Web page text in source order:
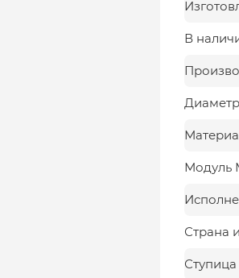
В
Модуль
Страна
Ступица